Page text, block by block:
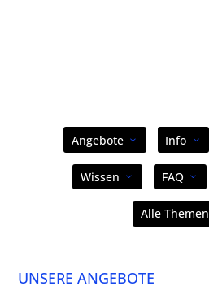
Angebote Info
Wissen FAQ
Alle Themen
UNSERE ANGEBOTE